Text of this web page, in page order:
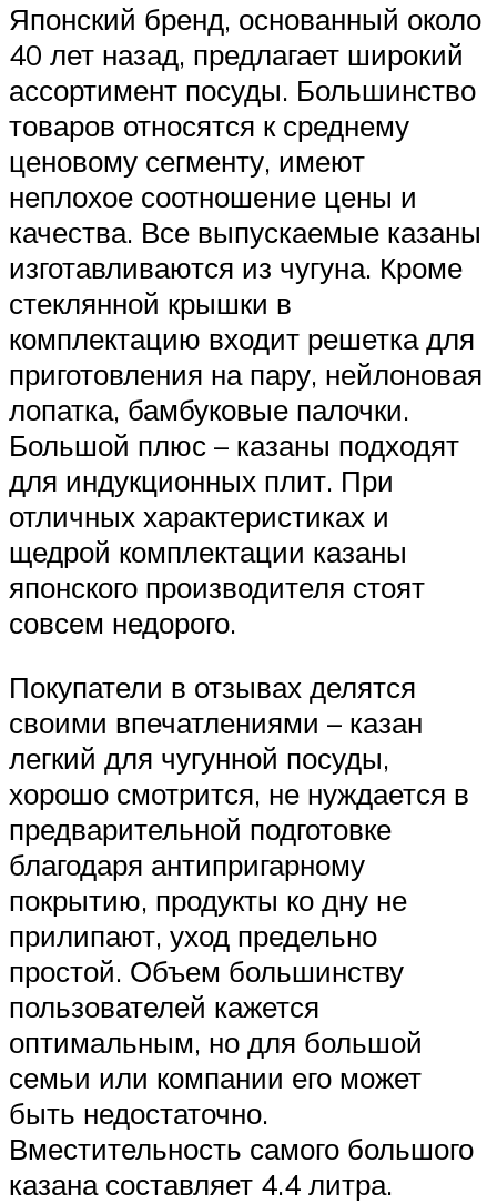
Японский бренд, основанный около
40 лет назад, предлагает широкий
ассортимент посуды. Большинство
товаров относятся к среднему
ценовому сегменту, имеют
неплохое соотношение цены и
качества. Все выпускаемые казаны
изготавливаются из чугуна. Кроме
стеклянной крышки в
комплектацию входит решетка для
приготовления на пару, нейлоновая
лопатка, бамбуковые палочки.
Большой плюс – казаны подходят
для индукционных плит. При
отличных характеристиках и
щедрой комплектации казаны
японского производителя стоят
совсем недорого.
Покупатели в отзывах делятся
своими впечатлениями ­– казан
легкий для чугунной посуды,
хорошо смотрится, не нуждается в
предварительной подготовке
благодаря антипригарному
покрытию, продукты ко дну не
прилипают, уход предельно
простой. Объем большинству
пользователей кажется
оптимальным, но для большой
семьи или компании его может
быть недостаточно.
Вместительность самого большого
казана составляет 4.4 литра.